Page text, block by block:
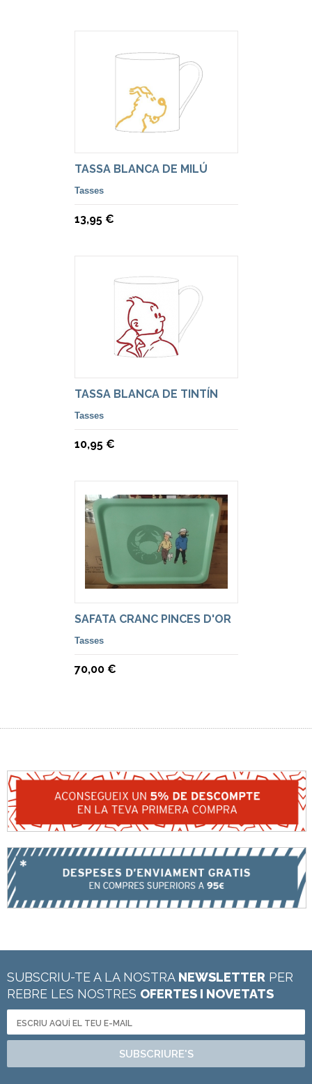
TASSA BLANCA DE MILÚ
Tasses
13,95 €
TASSA BLANCA DE TINTÍN
Tasses
10,95 €
SAFATA CRANC PINCES D'OR
Tasses
70,00 €
SUBSCRIU-TE A LA NOSTRA NEWSLETTER PER
REBRE LES NOSTRES OFERTES I NOVETATS
SUBSCRIURE'S